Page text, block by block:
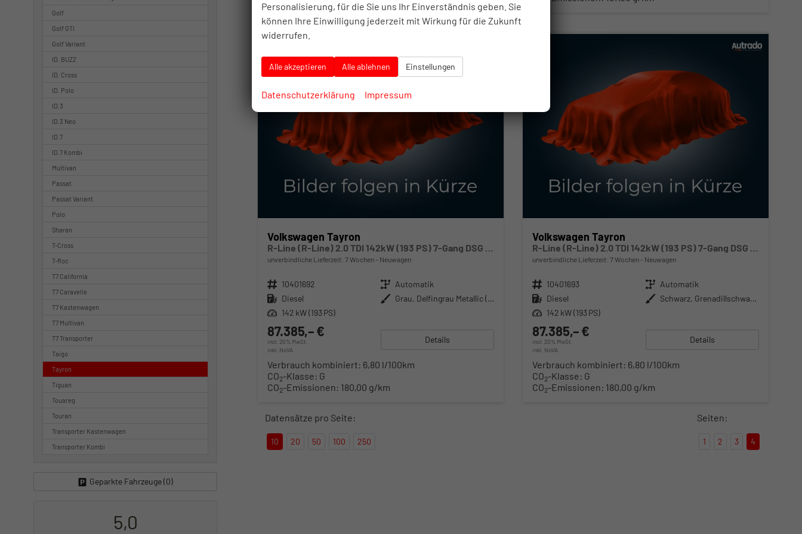
Volkswagen Tayron
R-Line (R-Line) 2.0 TDI 142kW (193 PS) 7-Gang DSG 4Motion
unverbindliche Lieferzeit: 7 Wochen Neuwagen
Fahrzeugnr. 10401692 Getriebe Automatik
Kraftstoff Diesel Außenfarbe
Grau, Delfingrau Metallic (B0)
Leistung 142 kW (193 PS)
87.385,– €
incl. 20% MwSt.
inkl. NoVA
Details
Verbrauch kombiniert: 6,80 l/100km
CO2-Klasse: G
CO2-Emissionen: 180,00 g/km
Volkswagen Tayron
R-Line (R-Line) 2.0 TDI 142kW (193 PS) 7-Gang DSG 4Motion
unverbindliche Lieferzeit: 7 Wochen Neuwagen
Fahrzeugnr. 10401693 Getriebe Automatik
Kraftstoff Diesel Außenfarbe
Schwarz, Grenadillschwarz Metallic (0E)
Leistung 142 kW (193 PS)
87.385,– €
incl. 20% MwSt.
inkl. NoVA
Details
Verbrauch kombiniert: 6,80 l/100km
CO2-Klasse: G
CO2-Emissionen: 180,00 g/km
Datensätze pro Seite:
10 20 50 100 250
Seiten:
1 2 3 4
Golf
Golf GTI
Golf Variant
ID. BUZZ
ID. Cross
ID. Polo
ID.3
ID.3 Neo
ID.7
ID.7 Kombi
Multivan
Passat
Passat Variant
Polo
Sharan
T-Cross
T-Roc
T7 California
T7 Caravelle
T7 Kastenwagen
T7 Multivan
T7 Transporter
Taigo
Tayron
Tiguan
Touareg
Touran
Transporter Kastenwagen
Transporter Kombi
Geparkte Fahrzeuge (0)
5,0
Personalisierung, für die Sie uns Ihr Einverständnis geben. Sie
können Ihre Einwilligung jederzeit mit Wirkung für die Zukunft
widerrufen.
Alle akzeptieren Alle ablehnen Einstellungen
Datenschutzerklärung Impressum